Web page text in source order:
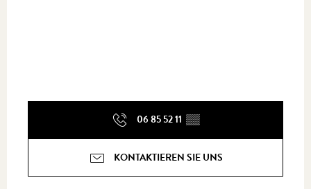
06 85 52 11 ▒▒
KONTAKTIEREN SIE UNS